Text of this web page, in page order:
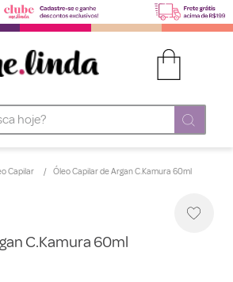
Capilar Óleo Capilar de Argan C.Kamura 60ml
C.Kamura 60ml